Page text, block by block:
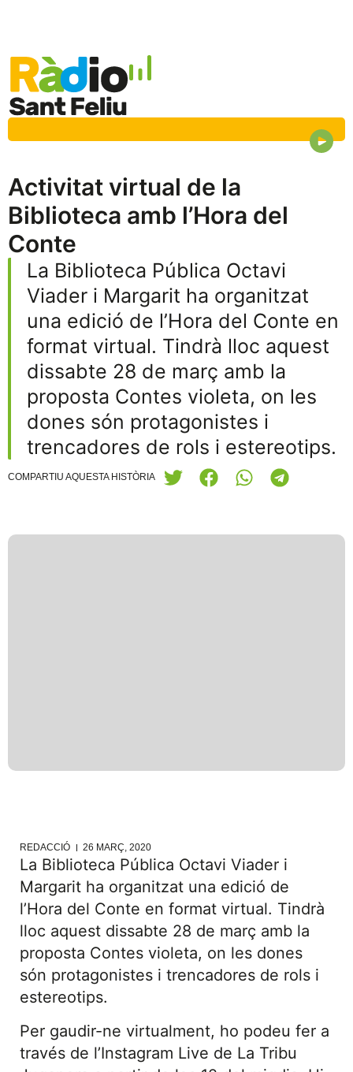
Activitat virtual de la
Biblioteca amb l’Hora del
Conte
La Biblioteca Pública Octavi
Viader i Margarit ha organitzat
una edició de l’Hora del Conte en
format virtual. Tindrà lloc aquest
dissabte 28 de març amb la
proposta Contes violeta, on les
dones són protagonistes i
trencadores de rols i estereotips.
COMPARTIU AQUESTA HISTÒRIA
REDACCIÓ 26 MARÇ, 2020
La Biblioteca Pública Octavi Viader i
Margarit ha organitzat una edició de
l’Hora del Conte en format virtual. Tindrà
lloc aquest dissabte 28 de març amb la
proposta Contes violeta, on les dones
són protagonistes i trencadores de rols i
estereotips.
Per gaudir-ne virtualment, ho podeu fer a
través de l’Instagram Live de La Tribu